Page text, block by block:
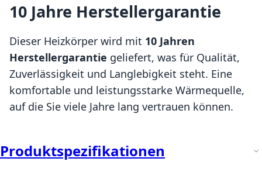
10 Jahre Herstellergarantie
Dieser Heizkörper wird mit 10 Jahren
Herstellergarantie geliefert, was für Qualität,
Zuverlässigkeit und Langlebigkeit steht. Eine
komfortable und leistungsstarke Wärmequelle,
auf die Sie viele Jahre lang vertrauen können.
Produktspezifikationen